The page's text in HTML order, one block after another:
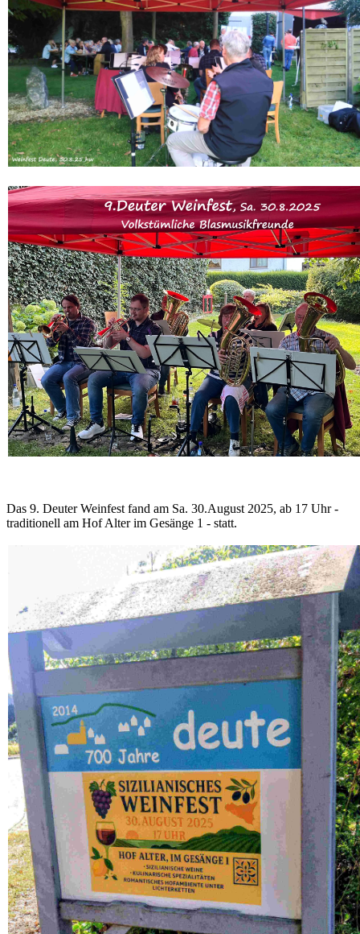
Das 9. Deuter Weinfest fand am Sa. 30.August 2025, ab 17 Uhr -
traditionell am Hof Alter im Gesänge 1 - statt.